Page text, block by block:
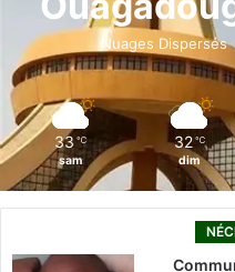
o
k
i
Nuages Dispersés
33 ℃
sam
32 ℃
dim